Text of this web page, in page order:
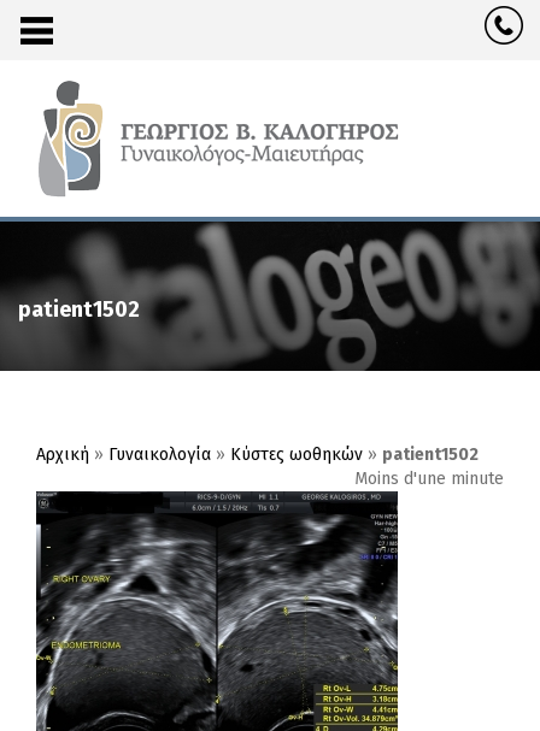
patient1502
Αρχική » Γυναικολογία » Κύστες ωοθηκών » patient1502
Moins d'une minute